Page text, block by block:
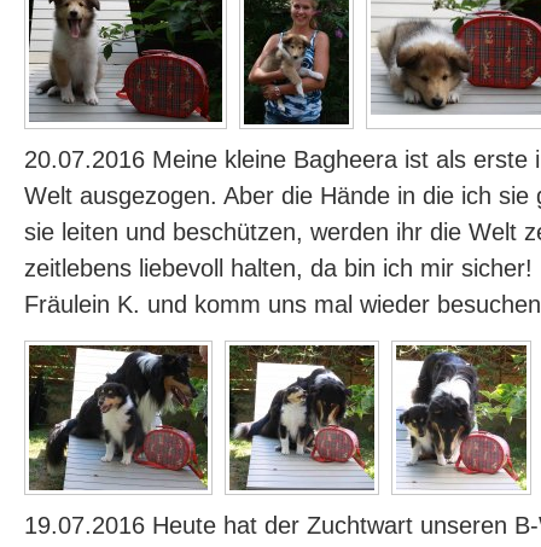
20.07.2016 Meine kleine Bagheera ist als erste
Welt ausgezogen. Aber die Hände in die ich sie
sie leiten und beschützen, werden ihr die Welt
zeitlebens liebevoll halten, da bin ich mir
Fräulein K. und komm uns mal wieder
19.07.2016 Heute hat der Zuchtwart unseren